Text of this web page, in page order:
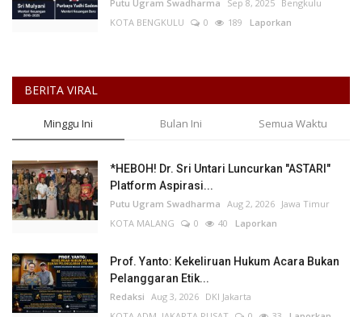
Putu Ugram Swadharma Sep 8, 2025 Bengkulu
KOTA BENGKULU
0 189 Laporkan
BERITA VIRAL
Minggu Ini Bulan Ini Semua Waktu
*HEBOH! Dr. Sri Untari Luncurkan "ASTARI"
Platform Aspirasi...
Putu Ugram Swadharma Aug 2, 2026 Jawa Timur
KOTA MALANG
0 40 Laporkan
Prof. Yanto: Kekeliruan Hukum Acara Bukan
Pelanggaran Etik...
Redaksi Aug 3, 2026 DKI Jakarta